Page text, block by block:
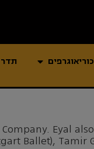
Eyal
Ballet), Tamir